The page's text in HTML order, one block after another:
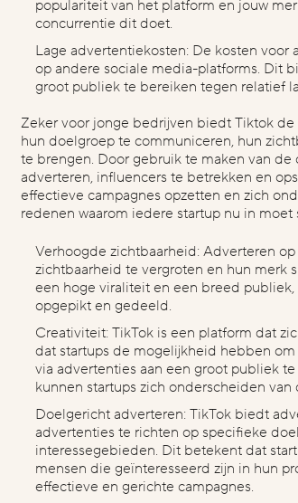
populariteit van het platform en jouw
concurrentie dit doet.
Lage advertentiekosten: De kosten voor
op andere sociale media-platforms. Dit
groot publiek te bereiken tegen relatief
Zeker voor jonge bedrijven biedt Tiktok
hun doelgroep te communiceren, hun
te brengen. Door gebruik te maken van
adverteren, influencers te betrekken en
effectieve campagnes opzetten en zich
redenen waarom iedere startup nu in moet
Verhoogde zichtbaarheid: Adverteren
zichtbaarheid te vergroten en hun merk
een hoge viraliteit en een breed
opgepikt en gedeeld.
Creativiteit: TikTok is een platform dat
dat startups de mogelijkheid hebben
via advertenties aan een groot publiek
kunnen startups zich onderscheiden van
Doelgericht adverteren: TikTok biedt
advertenties te richten op specifieke
interessegebieden. Dit betekent dat
mensen die geïnteresseerd zijn in hun
effectieve en gerichte campagnes.